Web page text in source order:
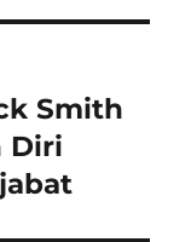
Smith
Diri